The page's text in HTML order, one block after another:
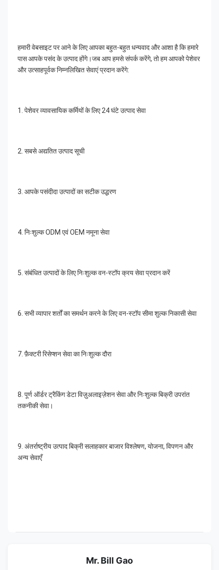
हमारी वेबसाइट पर आने के लिए आपका बहुत-बहुत धन्यवाद और आशा है कि हमारे
पास आपके पसंद के उत्पाद होंगे।जब आप हमसे संपर्क करेंगे, तो हम आपको पेशेवर
और उत्साहपूर्वक निम्नलिखित सेवाएं प्रदान करेंगे:
1. पेशेवर व्यावसायिक कर्मियों के लिए 24 घंटे उत्पाद सेवा
2. सबसे अद्यतित उत्पाद सूची
3. आपके पसंदीदा उत्पादों का सटीक उद्धरण
4. निःशुल्क ODM एवं OEM नमूना सेवा
5. संबंधित उत्पादों के लिए निःशुल्क वन-स्टॉप क्रय सेवा प्रदान करें
6. सभी व्यापार शर्तों का समर्थन करने के लिए वन-स्टॉप सीमा शुल्क निकासी सेवा
7. फ़ैक्टरी रिसेप्शन सेवा का निःशुल्क दौरा
8. पूर्ण ऑर्डर ट्रैकिंग डेटा विज़ुअलाइज़ेशन सेवा और निःशुल्क बिक्री उपरांत
तकनीकी सेवा।
9. अंतर्राष्ट्रीय उत्पाद बिक्री सलाहकार बाजार विश्लेषण, योजना, विपणन और
अन्य सेवाएँ
Mr. Bill Gao